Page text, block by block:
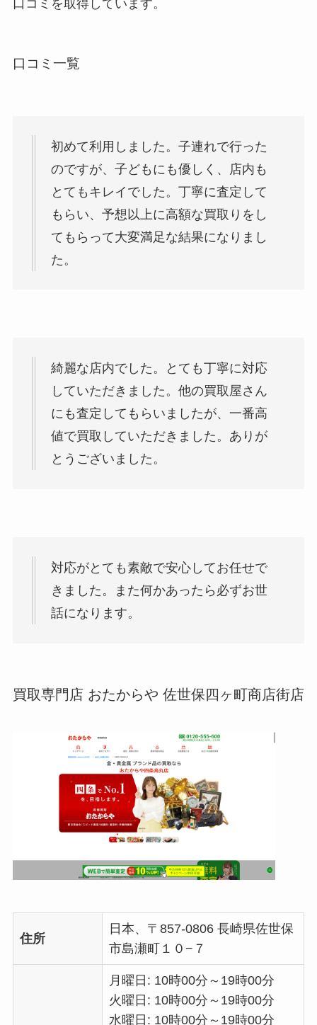
口コミを取得しています。
口コミ一覧
初めて利用しました。子連れで行った
のですが、子どもにも優しく、店内も
とてもキレイでした。丁寧に査定して
もらい、予想以上に高額な買取りをし
てもらって大変満足な結果になりまし
た。
綺麗な店内でした。とても丁寧に対応
していただきました。他の買取屋さん
にも査定してもらいましたが、一番高
値で買取していただきました。ありが
とうございました。
対応がとても素敵で安心してお任せで
きました。また何かあったら必ずお世
話になります。
買取専門店 おたからや 佐世保四ヶ町商店街店
住所
日本、〒857-0806 長崎県佐世保
市島瀬町１０−７
月曜日: 10時00分～19時00分
火曜日: 10時00分～19時00分
水曜日: 10時00分～19時00分